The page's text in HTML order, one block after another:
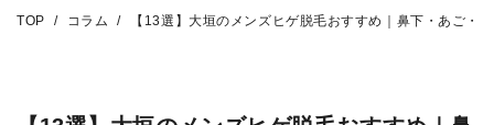
TOP コラム 【13選】大垣のメンズヒゲ脱毛おすすめ｜鼻下・あご・